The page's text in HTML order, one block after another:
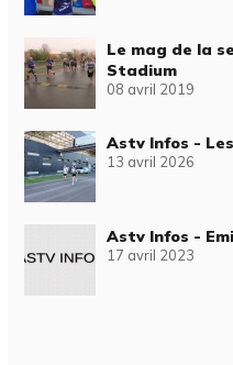
Le mag de la
Stadium
08 avril 2019
Astv Infos -
13 avril 2026
Astv Infos -
17 avril 2023